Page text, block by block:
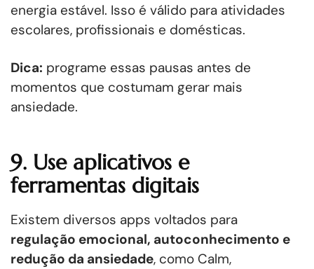
energia estável. Isso é válido para atividades
escolares, profissionais e domésticas.
Dica: programe essas pausas antes de
momentos que costumam gerar mais
ansiedade.
9. Use aplicativos e
ferramentas digitais
Existem diversos apps voltados para
regulação emocional, autoconhecimento e
redução da ansiedade, como Calm,